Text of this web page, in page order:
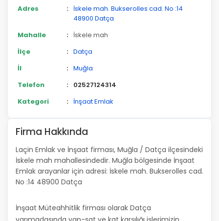
Adres
:
İskele mah. Bukserolles cad. No :14
48900 Datça
Mahalle
:
İskele mah
İlçe
: Datça
İl
: Muğla
Telefon
:
02527124314
Kategori
: İnşaat Emlak
Firma Hakkında
Laçin Emlak ve İnşaat firması, Muğla / Datça ilçesindeki
İskele mah mahallesindedir. Muğla bölgesinde İnşaat
Emlak arayanlar için adresi: İskele mah. Bukserolles cad.
No :14 48900 Datça
İnşaat Müteahhitlik firması olarak Datça